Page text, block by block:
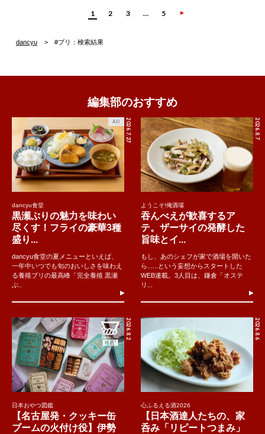
1 2 3 … 5
dancyu #ブリ：検索結果
編集部のおすすめ
2026.7.27
AD
dancyu食堂
黒瀬ぶりの魅力を味わい
尽くす！フライの豪華3種
盛り...
dancyu食堂の夏メニューといえば、
一年中いつでも旬のおいしさを味わえ
る養殖ブリの最高峰「完全養殖 黒瀬
ぶ..
2026.8.7
ようこそ!俺酒場
吞んべえが歓喜するア
テ。ザーサイの発酵した
旨味とイ...
もし、あのシェフが家で酒場を開いた
ら......という妄想からスタートした
WEB連載。3人目は、鎌倉「オステ
リ...
2026.8.2
日本おやつ図鑑
【名古屋発・クッキー缶
ブームの火付け役】伊勢
2026.8.6
心ふるえる酒2026
【日本酒達人たちの、家
呑み「リピートつまみ」